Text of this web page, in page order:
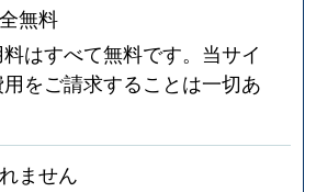
無料
はすべて無料です。当サイ
用をご請求することは一切あ
ません